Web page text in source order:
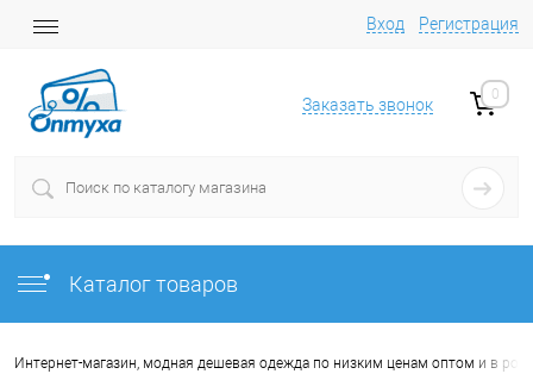
Вход Регистрация
Заказать звонок
0
Каталог товаров
Интернет-магазин, модная дешевая одежда по низким ценам оптом и в